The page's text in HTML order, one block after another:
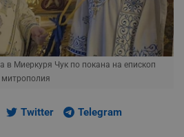
в Миеркуря Чук по покана на епископ
Twitter Telegram